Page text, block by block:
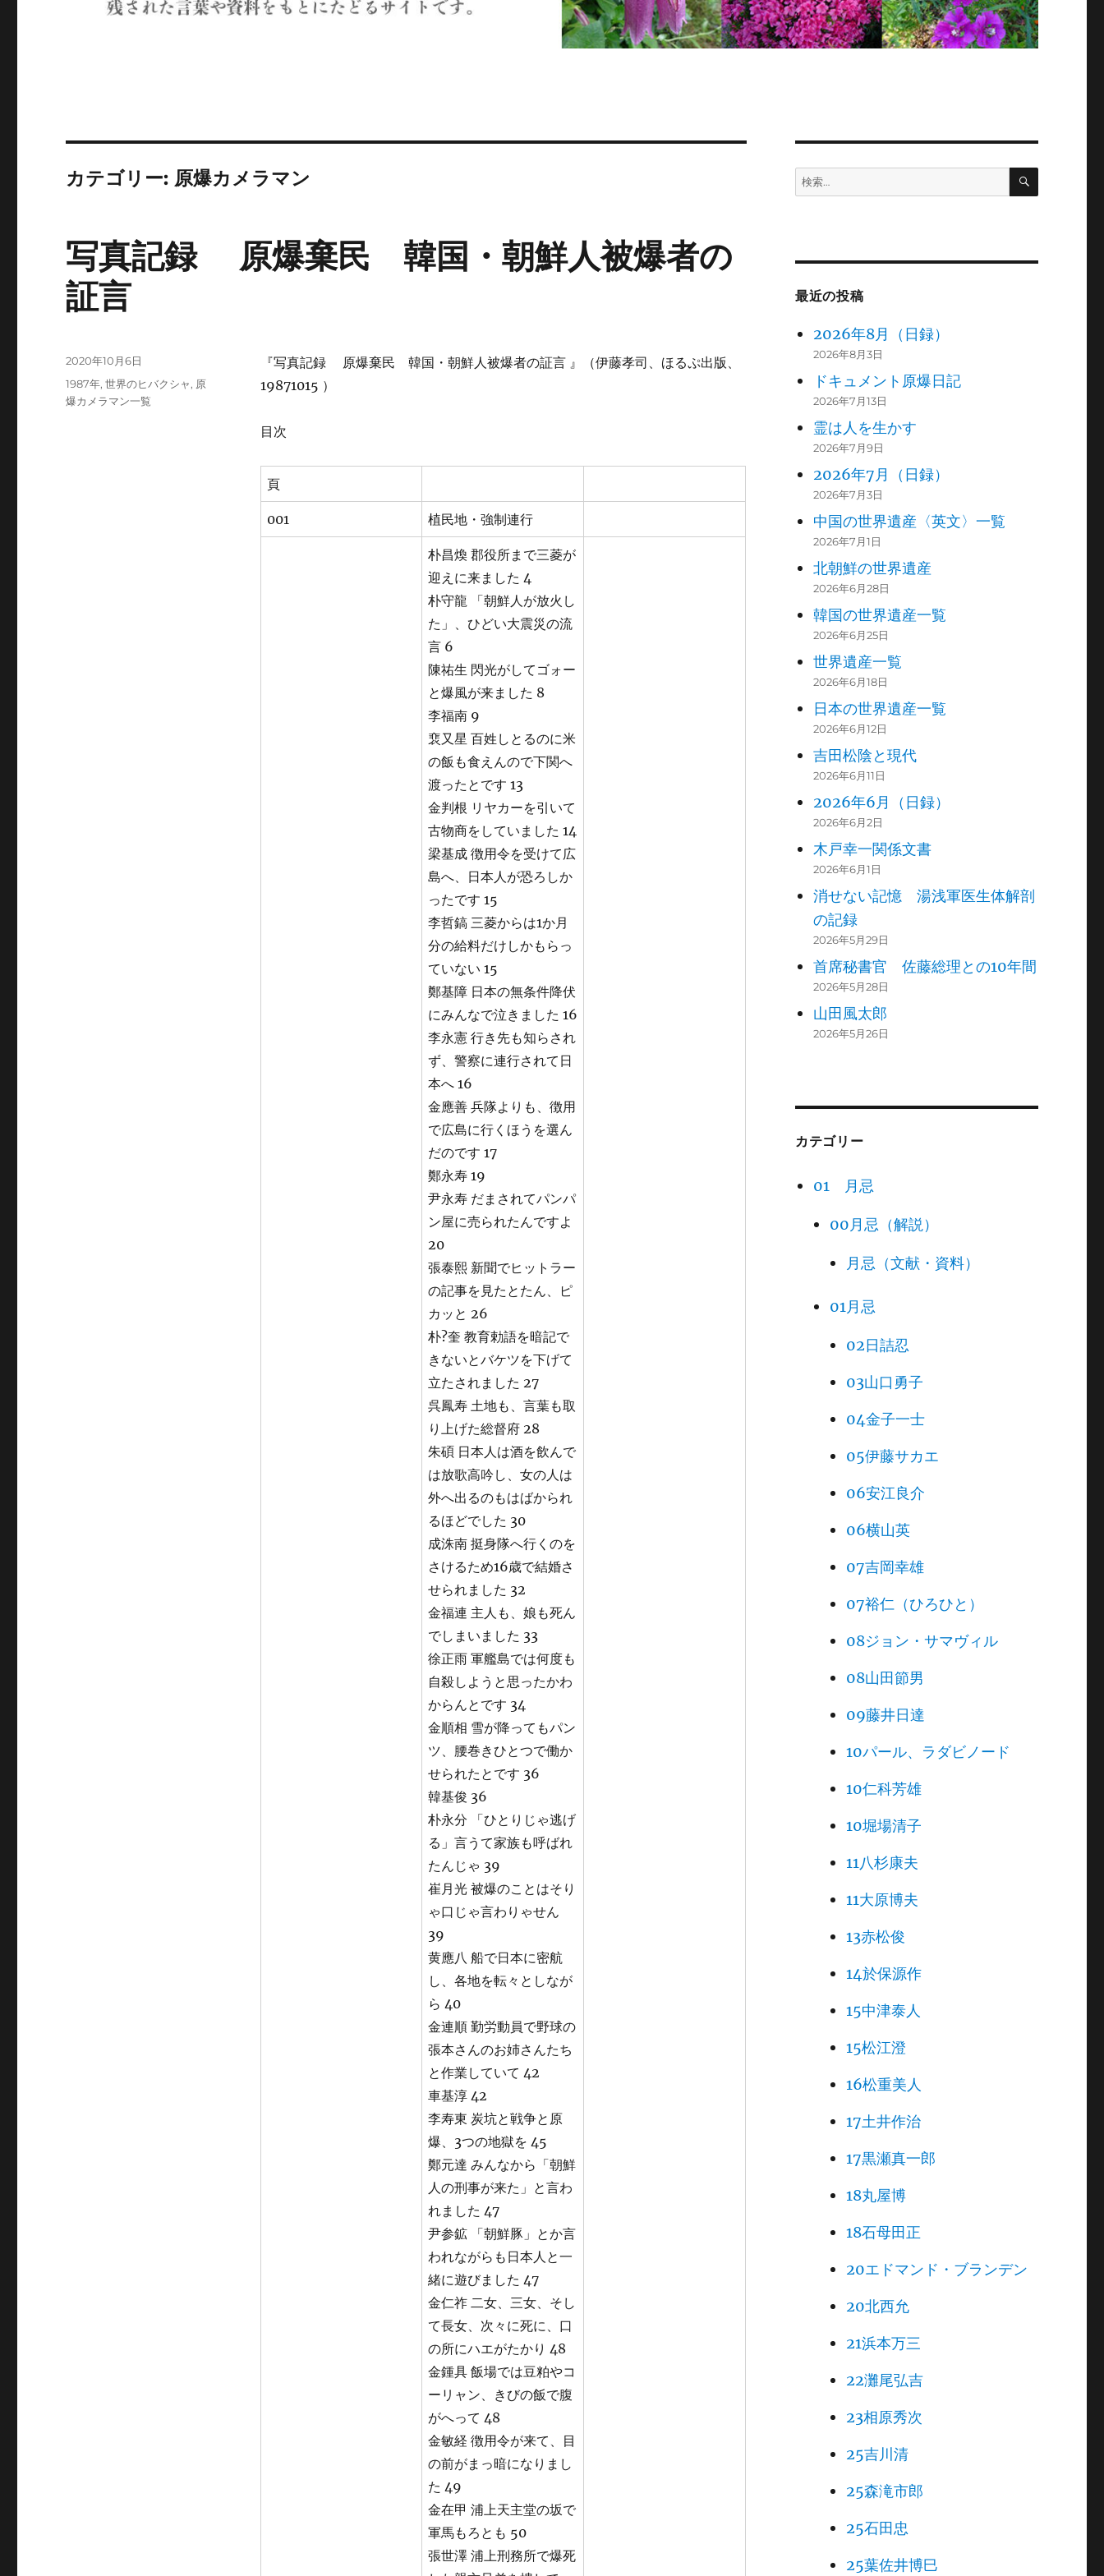
カテゴリー: 原爆カメラマン
写真記録 原爆棄民 韓国・朝鮮人被爆者の
証言
『写真記録 原爆棄民 韓国・朝鮮人被爆者の証言 』（伊藤孝司、ほるぷ出版、
19871015 ）
目次
頁
001 植民地・強制連行
朴昌煥 郡役所まで三菱が
迎えに来ました 4
朴守龍 「朝鮮人が放火し
た」、ひどい大震災の流
言 6
陳祐生 閃光がしてゴォー
と爆風が来ました 8
李福南 9
裵又星 百姓しとるのに米
の飯も食えんので下関へ
渡ったとです 13
金判根 リヤカーを引いて
古物商をしていました 14
梁基成 徴用令を受けて広
島へ、日本人が恐ろしか
ったです 15
李哲鎬 三菱からは1か月
分の給料だけしかもらっ
ていない 15
鄭基障 日本の無条件降伏
にみんなで泣きました 16
李永憲 行き先も知らされ
ず、警察に連行されて日
本へ 16
金應善 兵隊よりも、徴用
で広島に行くほうを選ん
だのです 17
鄭永寿 19
尹永寿 だまされてパンパ
ン屋に売られたんですよ
20
張泰熙 新聞でヒットラー
の記事を見たとたん、ピ
カッと 26
朴?奎 教育勅語を暗記で
きないとバケツを下げて
立たされました 27
呉鳳寿 土地も、言葉も取
り上げた総督府 28
朱碩 日本人は酒を飲んで
は放歌高吟し、女の人は
外へ出るのもはばかられ
るほどでした 30
成洙南 挺身隊へ行くのを
さけるため16歳で結婚さ
せられました 32
金福連 主人も、娘も死ん
でしまいました 33
徐正雨 軍艦島では何度も
自殺しようと思ったかわ
からんとです 34
金順相 雪が降ってもパン
ツ、腰巻きひとつで働か
せられたとです 36
韓基俊 36
朴永分 「ひとりじゃ逃げ
る」言うて家族も呼ばれ
たんじゃ 39
崔月光 被爆のことはそり
ゃ口じゃ言わりゃせん
39
黄應八 船で日本に密航
し、各地を転々としなが
ら 40
金連順 勤労動員で野球の
張本さんのお姉さんたち
と作業していて 42
車基淳 42
李寿東 炭坑と戦争と原
爆、3つの地獄を 45
鄭元達 みんなから「朝鮮
人の刑事が来た」と言わ
れました 47
尹参鉱 「朝鮮豚」とか言
われながらも日本人と一
緒に遊びました 47
金仁祚 二女、三女、そし
て長女、次々に死に、口
の所にハエがたかり 48
金鍾具 飯場では豆粕やコ
ーリャン、きびの飯で腹
がへって 48
金敏経 徴用令が来て、目
の前がまっ暗になりまし
た 49
金在甲 浦上天主堂の坂で
軍馬もろとも 50
張世澤 浦上刑務所で爆死
投
日:
2020年10月6日
カ
テ
1987年,世界のヒバクシャ, 原
爆カメラマン一覧
検
索:
検
最近の投稿
2026年8月（日録）
2026年8月3日
ドキュメント原爆日記
2026年7月13日
霊は人を生かす
2026年7月9日
2026年7月（日録）
2026年7月3日
中国の世界遺産〈英文〉一覧
2026年7月1日
北朝鮮の世界遺産
2026年6月28日
韓国の世界遺産一覧
2026年6月25日
世界遺産一覧
2026年6月18日
日本の世界遺産一覧
2026年6月12日
吉田松陰と現代
2026年6月11日
2026年6月（日録）
2026年6月2日
木戸幸一関係文書
2026年6月1日
消せない記憶 湯浅軍医生体解剖
の記録
2026年5月29日
首席秘書官 佐藤総理との10年間
2026年5月28日
山田風太郎
2026年5月26日
カテゴリー
01 月忌
00月忌（解説）
月忌（文献・資料）
01月忌
02日詰忍
03山口勇子
04金子一士
05伊藤サカエ
06安江良介
06横山英
07吉岡幸雄
07裕仁（ひろひと）
08ジョン・サマヴィル
08山田節男
09藤井日達
10パール、ラダビノード
10仁科芳雄
10堀場清子
11八杉康夫
11大原博夫
13赤松俊
14於保源作
15中津泰人
15松江澄
16松重美人
17土井作治
17黒瀬真一郎
18丸屋博
18石母田正
20エドマンド・ブランデン
20北西允
21浜本万三
22灘尾弘吉
23相原秀次
25吉川清
25森滝市郎
25石田忠
25葉佐井博巳